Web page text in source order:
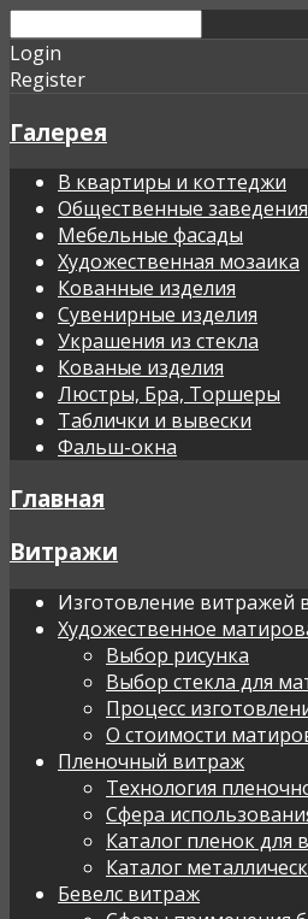
Login
Register
Галерея
В квартиры и коттеджи
Общественные заведения
Мебельные фасады
Художественная мозаика
Кованные изделия
Сувенирные изделия
Украшения из стекла
Кованые изделия
Люстры, Бра, Торшеры
Таблички и вывески
Фальш-окна
Главная
Витражи
Изготовление витражей
Художественное
Выбор рисунка
Выбор стекла для
Процесс
О стоимости
Пленочный витраж
Технология
Сфера
Каталог пленок для
Каталог
Бевелс витраж